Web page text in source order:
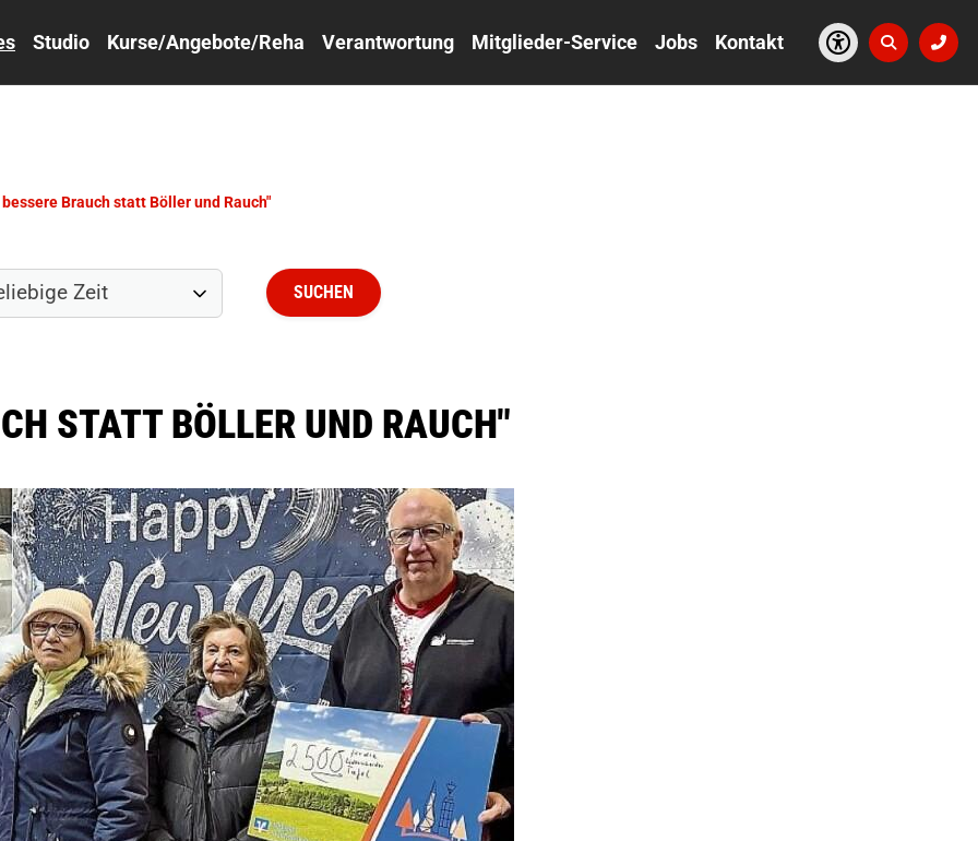
Studio Kurse/Angebote/Reha Verantwortung Mitglieder-Service Jobs Kontakt
bessere Brauch statt Böller und Rauch"
STATT BÖLLER UND RAUCH"
Mitglieder-Service
Alles zur Mitgliedschaft
Downloads
Fragen & Antworten
Geschäftsstelle
Turbo-Schnecken Lüdenscheid e.V.
Bräuckenstraße 95
58511 Lüdenscheid
02351 9744480
buero@turbo-schnecken.com